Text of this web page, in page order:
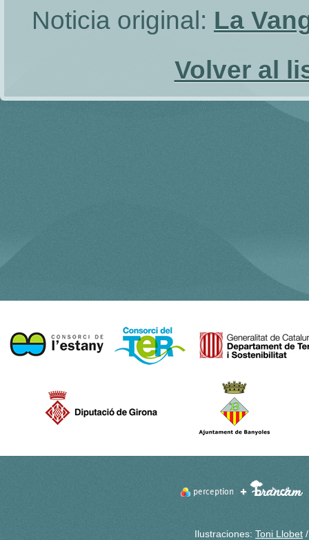
Noticia original: La
Volver al
Ilustraciones: Toni Llobet